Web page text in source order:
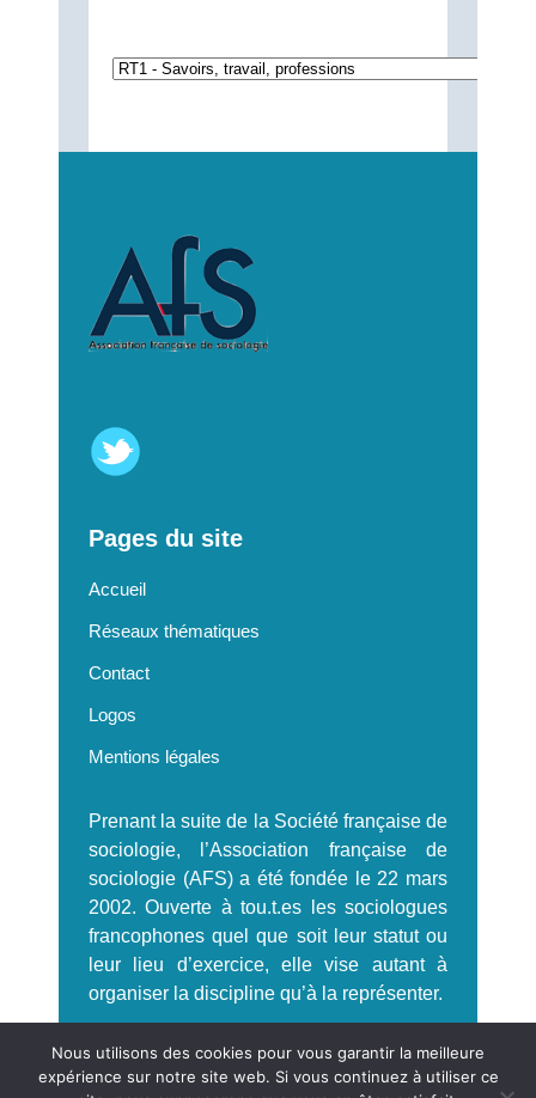
Pages du site
Accueil
Réseaux thématiques
Contact
Logos
Mentions légales
Prenant la suite de la Société française de
sociologie, l’Association française de
sociologie (AFS) a été fondée le 22 mars
2002. Ouverte à tou.t.es les sociologues
francophones quel que soit leur statut ou
leur lieu d’exercice, elle vise autant à
organiser la discipline qu’à la représenter.
S'incrire à la Newsletter AFS
Nous utilisons des cookies pour vous garantir la meilleure
expérience sur notre site web. Si vous continuez à utiliser ce